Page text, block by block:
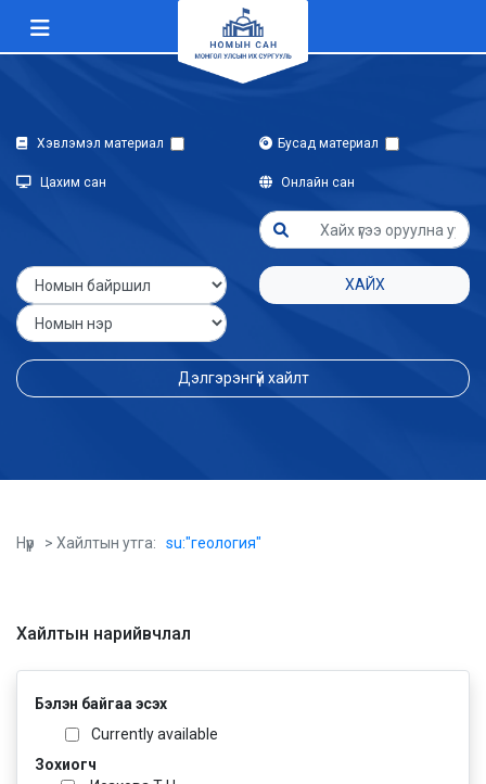
Хэвлэмэл материал Бусад материал
Цахим сан Онлайн сан
ХАЙХ
Дэлгэрэнгүй хайлт
Нүүр > Хайлтын утга: su:"геология"
Хайлтын нарийвчлал
Бэлэн байгаа эсэх
Currently available
Зохиогч